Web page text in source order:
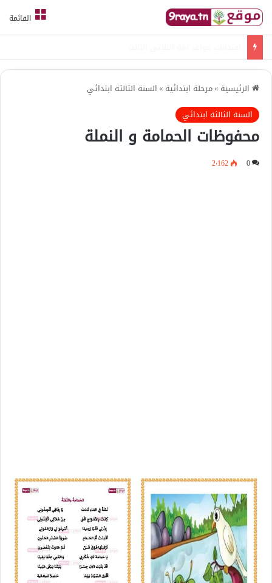
القائمة
الرئيسية »مرحلة ابتدائية »السنة الثالثة ابتدائي
السنة الثالثة ابتدائي
محفوظات الحمامة و النملة
0 2٬162